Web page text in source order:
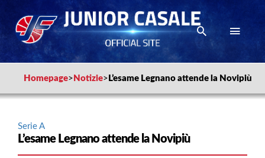
Homepage> Notizie> L’esame Legnano attende la Novipiù
Serie A
L’esame Legnano attende la Novipiù